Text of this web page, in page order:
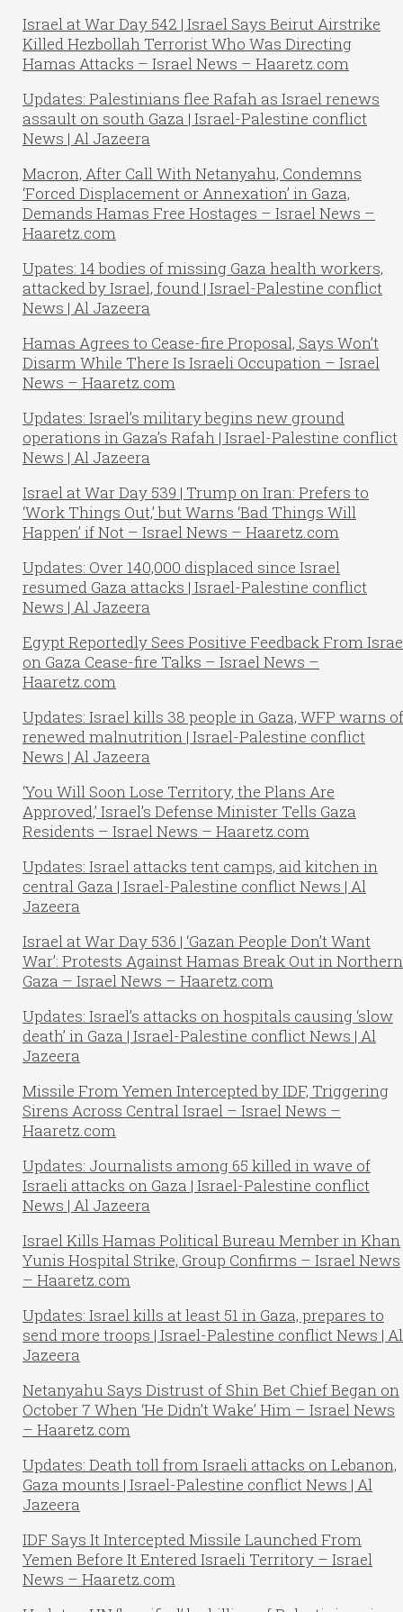
Israel at War Day 542 | Israel Says Beirut Airstrike
Killed Hezbollah Terrorist Who Was Directing
Hamas Attacks – Israel News – Haaretz.com
Updates: Palestinians flee Rafah as Israel renews
assault on south Gaza | Israel-Palestine conflict
News | Al Jazeera
Macron, After Call With Netanyahu, Condemns
‘Forced Displacement or Annexation’ in Gaza,
Demands Hamas Free Hostages – Israel News –
Haaretz.com
Upates: 14 bodies of missing Gaza health workers,
attacked by Israel, found | Israel-Palestine conflict
News | Al Jazeera
Hamas Agrees to Cease-fire Proposal, Says Won’t
Disarm While There Is Israeli Occupation – Israel
News – Haaretz.com
Updates: Israel’s military begins new ground
operations in Gaza’s Rafah | Israel-Palestine conflict
News | Al Jazeera
Israel at War Day 539 | Trump on Iran: Prefers to
‘Work Things Out,’ but Warns ‘Bad Things Will
Happen’ if Not – Israel News – Haaretz.com
Updates: Over 140,000 displaced since Israel
resumed Gaza attacks | Israel-Palestine conflict
News | Al Jazeera
Egypt Reportedly Sees Positive Feedback From
on Gaza Cease-fire Talks – Israel News –
Haaretz.com
Updates: Israel kills 38 people in Gaza, WFP warns of
renewed malnutrition | Israel-Palestine conflict
News | Al Jazeera
‘You Will Soon Lose Territory, the Plans Are
Approved,’ Israel’s Defense Minister Tells Gaza
Residents – Israel News – Haaretz.com
Updates: Israel attacks tent camps, aid kitchen in
central Gaza | Israel-Palestine conflict News | Al
Jazeera
Israel at War Day 536 | ‘Gazan People Don’t Want
War’: Protests Against Hamas Break Out in Northern
Gaza – Israel News – Haaretz.com
Updates: Israel’s attacks on hospitals causing ‘slow
death’ in Gaza | Israel-Palestine conflict News | Al
Jazeera
Missile From Yemen Intercepted by IDF, Triggering
Sirens Across Central Israel – Israel News –
Haaretz.com
Updates: Journalists among 65 killed in wave of
Israeli attacks on Gaza | Israel-Palestine conflict
News | Al Jazeera
Israel Kills Hamas Political Bureau Member in Khan
Yunis Hospital Strike, Group Confirms – Israel News
– Haaretz.com
Updates: Israel kills at least 51 in Gaza, prepares to
send more troops | Israel-Palestine conflict News | Al
Jazeera
Netanyahu Says Distrust of Shin Bet Chief Began on
October 7 When ‘He Didn’t Wake’ Him – Israel News
– Haaretz.com
Updates: Death toll from Israeli attacks on Lebanon,
Gaza mounts | Israel-Palestine conflict News | Al
Jazeera
IDF Says It Intercepted Missile Launched From
Yemen Before It Entered Israeli Territory – Israel
News – Haaretz.com